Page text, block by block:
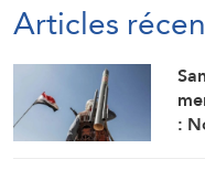
Articles
: